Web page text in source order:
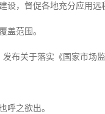
设，督促各地充分应用
盖范围。
发布关于落实《国家市场
呼之欲出。